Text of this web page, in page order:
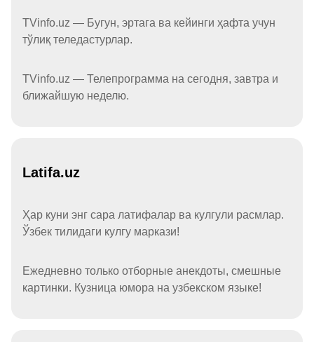
TVinfo.uz — Бугун, эртага ва кейинги ҳафта учун
тўлиқ теледастурлар.
TVinfo.uz — Телепрограмма на сегодня, завтра и
ближайшую неделю.
Latifa.uz
Ҳар куни энг сара латифалар ва кулгули расмлар.
Ўзбек тилидаги кулгу маркази!
Ежедневно только отборные анекдоты, смешные
картинки. Кузница юмора на узбекском языке!